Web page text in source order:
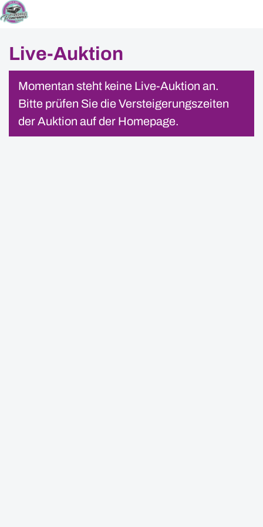
Live-Auktion
Momentan steht keine Live-Auktion an.
Bitte prüfen Sie die Versteigerungszeiten
der Auktion auf der Homepage.